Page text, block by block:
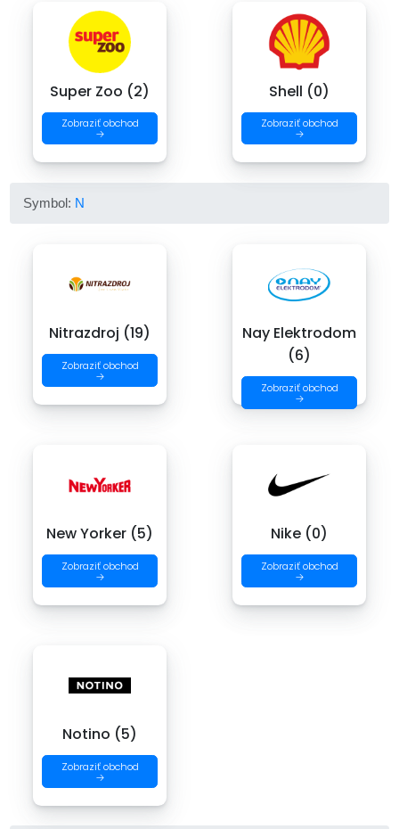
Super Zoo (2)
Zobraziť obchod
→
Shell (0)
Zobraziť obchod
→
Symbol: N
Nitrazdroj (19)
Zobraziť obchod
→
Nay Elektrodom
(6)
Zobraziť obchod
→
New Yorker (5)
Zobraziť obchod
→
Nike (0)
Zobraziť obchod
→
Notino (5)
Zobraziť obchod
→